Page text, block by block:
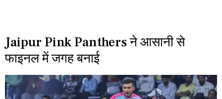
Jaipur Pink Panthers ने आसानी से
फाइनल में जगह बनाई